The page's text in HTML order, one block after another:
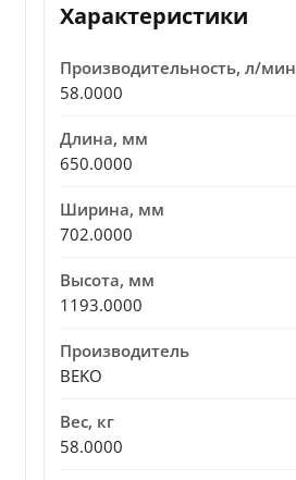
Характеристики
Производительность, л/мин
58.0000
Длина, мм
650.0000
Ширина, мм
702.0000
Высота, мм
1193.0000
Производитель
BEKO
Вес, кг
58.0000